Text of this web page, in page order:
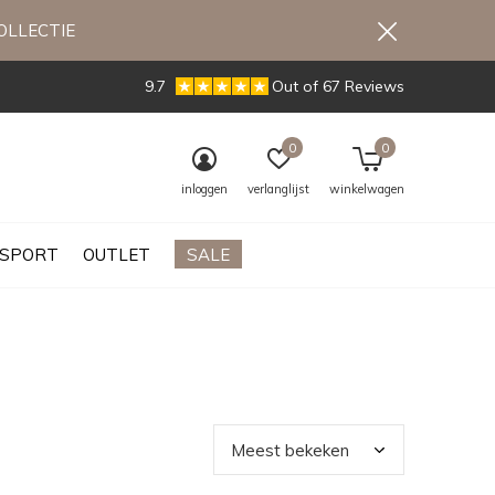
SPORT OUTLET SALE
inloggen verlanglijst
0
winkelwagen
0
9.7 Out of 67 Reviews